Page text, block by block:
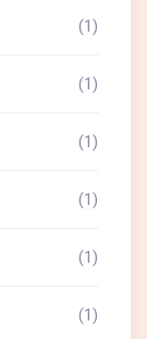
(1)
(1)
(1)
(1)
(1)
(1)